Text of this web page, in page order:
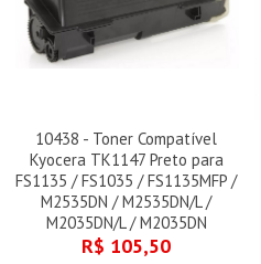
10438 - Toner Compatível
Kyocera TK1147 Preto para
FS1135 / FS1035 / FS1135MFP /
M2535DN / M2535DN/L /
M2035DN/L / M2035DN
R$ 105,50